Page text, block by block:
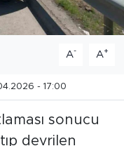
A- A+
- 17:00
sonucu
devrilen